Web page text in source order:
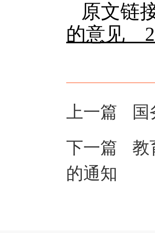
原文链
的意见
上一篇
下一篇 教
的通知